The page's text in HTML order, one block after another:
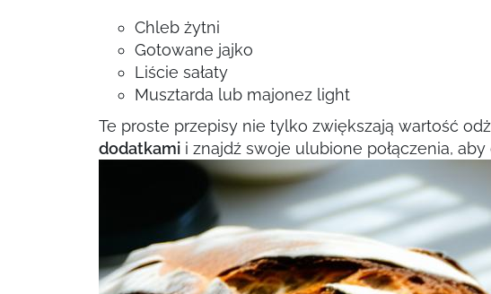
Chleb żytni
Gotowane jajko
Liście sałaty
Musztarda lub majonez light
Te proste przepisy nie tylko zwiększają wartość
dodatkamii znajdź swoje ulubione połączenia,